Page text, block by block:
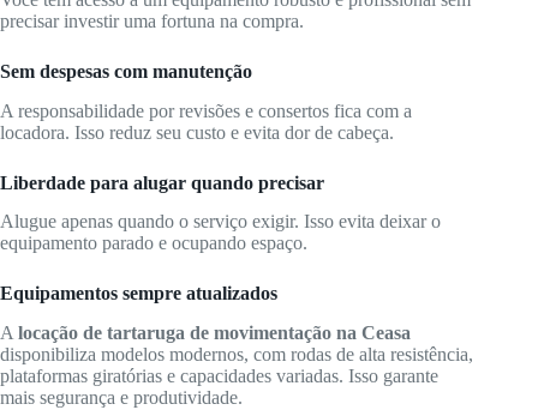
precisar investir uma fortuna na compra.
Sem despesas com manutenção
A responsabilidade por revisões e consertos fica com a
locadora. Isso reduz seu custo e evita dor de cabeça.
Liberdade para alugar quando precisar
Alugue apenas quando o serviço exigir. Isso evita deixar o
equipamento parado e ocupando espaço.
Equipamentos sempre atualizados
A locação de tartaruga de movimentação na Ceasa
disponibiliza modelos modernos, com rodas de alta resistência,
plataformas giratórias e capacidades variadas. Isso garante
mais segurança e produtividade.